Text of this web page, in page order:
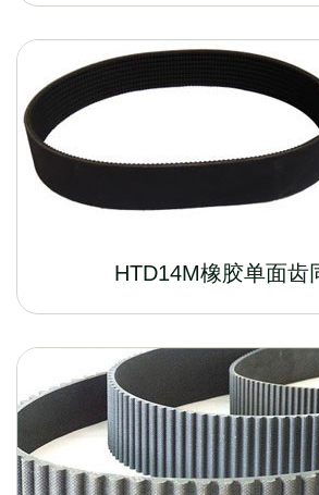
HTD14M橡胶单面齿